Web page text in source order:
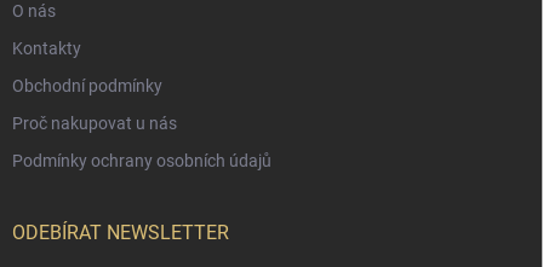
O nás
Kontakty
Obchodní podmínky
Proč nakupovat u nás
Podmínky ochrany osobních údajů
ODEBÍRAT NEWSLETTER